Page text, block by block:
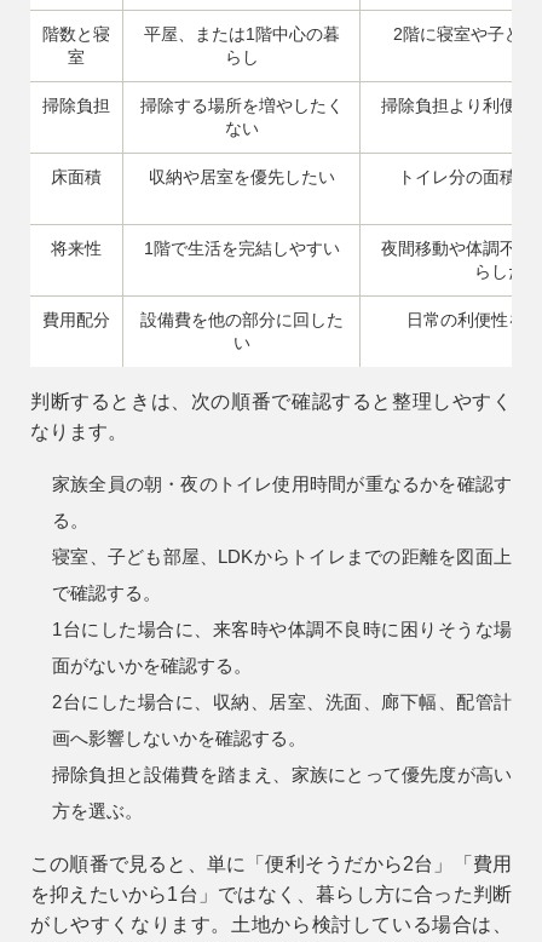
階数と寝
室
平屋、または1階中心の暮
らし
2階に寝室や子ど
掃除負担
掃除する場所を増やしたく
ない
掃除負担より利便性
床面積 収納や居室を優先したい トイレ分の面積を
将来性 1階で生活を完結しやすい
夜間移動や体調不良
らしたい
費用配分
設備費を他の部分に回した
い
日常の利便性を
判断するときは、次の順番で確認すると整理しやすく
なります。
家族全員の朝・夜のトイレ使用時間が重なるかを確認す
る。
寝室、子ども部屋、LDKからトイレまでの距離を図面上
で確認する。
1台にした場合に、来客時や体調不良時に困りそうな場
面がないかを確認する。
2台にした場合に、収納、居室、洗面、廊下幅、配管計
画へ影響しないかを確認する。
掃除負担と設備費を踏まえ、家族にとって優先度が高い
方を選ぶ。
この順番で見ると、単に「便利そうだから2台」「費用
を抑えたいから1台」ではなく、暮らし方に合った判断
がしやすくなります。土地から検討している場合は、
営業時間 9時〜18時
（定休／水曜日）
注文住宅
0120-70-1212
リフォーム
0120-37-7611
アフターメンテナンス
04-2950-7171
04-2968-5522